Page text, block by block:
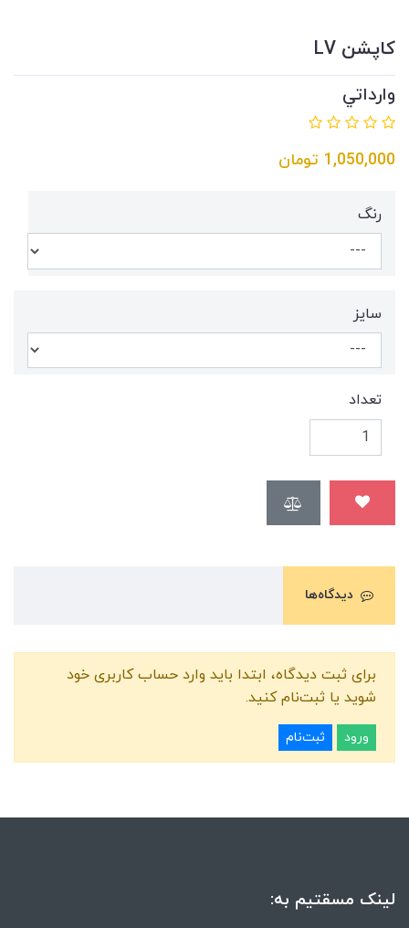
كاپشن LV
وارداتي
1,050,000 تومان
رنگ
سايز
تعداد
دیدگاه‌ها
برای ثبت دیدگاه، ابتدا باید وارد حساب کاربری خود
شوید یا ثبت‌نام کنید.
ورود ثبت‌نام
لینک مسقتیم به: